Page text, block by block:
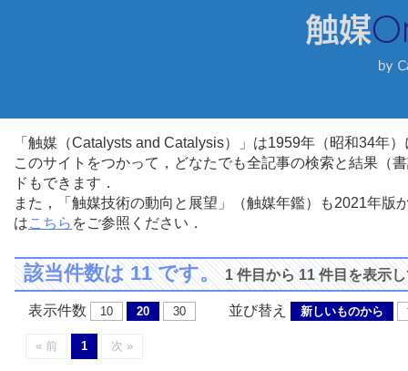
「触媒（Catalysts and Catalysis）」は1959年（昭和34年
このサイトをつかって，どなたでも全記事の検索と結果（
ドもできます．
また，「触媒技術の動向と展望」（触媒年鑑）も2021年
はこちら をご参照ください．
該当件数は 11 です。1 件目から 11 件目を表示
表示件数 10 20 30 並び替え 新しいものから
« 前 1 次 »